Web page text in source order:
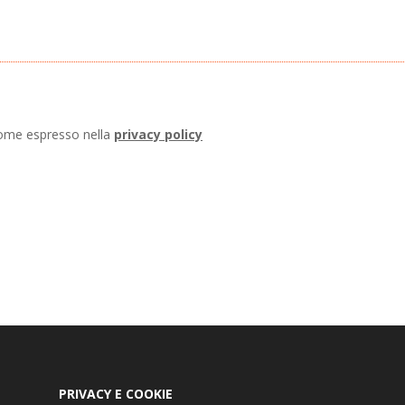
espresso nella privacy policy
PRIVACY E COOKIE